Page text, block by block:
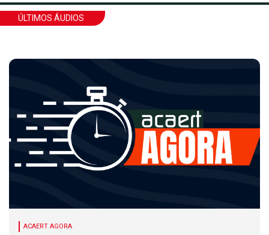
ÚLTIMOS ÁUDIOS
ACAERT AGORA